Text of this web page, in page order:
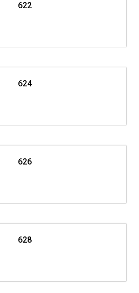
622
624
626
628